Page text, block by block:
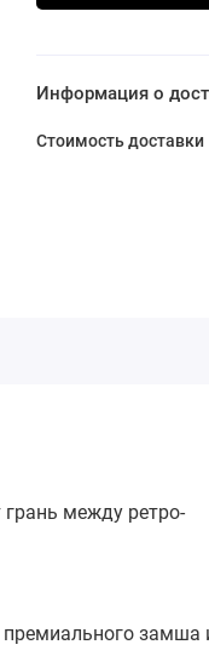
Информация о
Стоимость доставки
между ретро-
премиального замша